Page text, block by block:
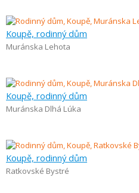
Koupě, rodinný dům
Muránska Lehota
Koupě, rodinný dům
Muránska Dlhá Lúka
Koupě, rodinný dům
Ratkovské Bystré